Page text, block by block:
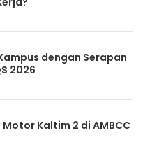
dengan Serapan
2026
Kaltim 2 di AMBCC